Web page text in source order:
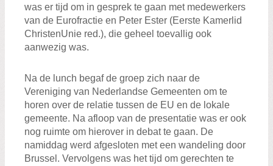
was er tijd om in gesprek te gaan met medewerkers
van de Eurofractie en Peter Ester (Eerste Kamerlid
ChristenUnie red.), die geheel toevallig ook
aanwezig was.
Na de lunch begaf de groep zich naar de
Vereniging van Nederlandse Gemeenten om te
horen over de relatie tussen de EU en de lokale
gemeente. Na afloop van de presentatie was er ook
nog ruimte om hierover in debat te gaan. De
namiddag werd afgesloten met een wandeling door
Brussel. Vervolgens was het tijd om gerechten te